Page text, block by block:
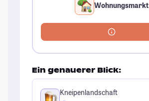
Wohnungsmarkt
Ein genauerer Blick:
Kneipenlandschaft